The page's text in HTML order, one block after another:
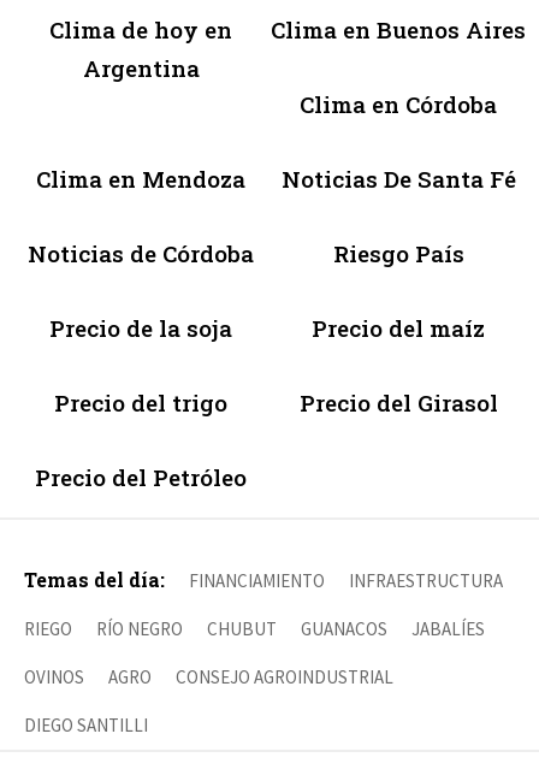
Clima de hoy en
Argentina
Clima en Buenos Aires
Clima en Córdoba
Clima en Mendoza Noticias De Santa Fé
Noticias de Córdoba Riesgo País
Precio de la soja Precio del maíz
Precio del trigo Precio del Girasol
Precio del Petróleo
Temas del día: FINANCIAMIENTO INFRAESTRUCTURA
RIEGO RÍO NEGRO CHUBUT GUANACOS JABALÍES
OVINOS AGRO CONSEJO AGROINDUSTRIAL
DIEGO SANTILLI